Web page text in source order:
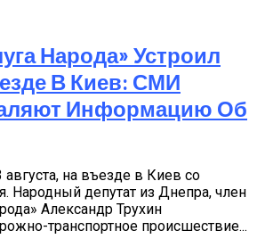
Народа» Устроил
В Киев: СМИ
Информацию Об
на въезде в Киев со
Народный депутат из Днепра, член
Александр Трухин
транспортное происшествие...